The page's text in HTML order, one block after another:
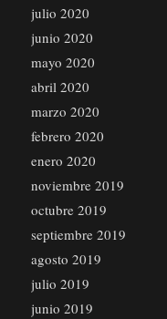
julio 2020
junio 2020
mayo 2020
abril 2020
marzo 2020
febrero 2020
enero 2020
noviembre 2019
octubre 2019
septiembre 2019
agosto 2019
julio 2019
junio 2019